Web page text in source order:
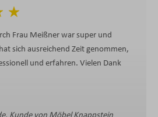
Frau Meißner war super und
sich ausreichend Zeit genommen,
und erfahren. Vielen Dank